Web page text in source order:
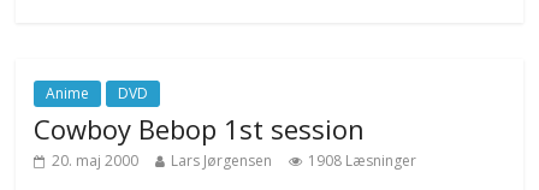
Anime DVD
Cowboy Bebop 1st session
20. maj 2000 Lars Jørgensen 1908 Læsninger